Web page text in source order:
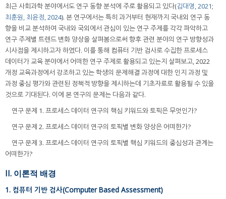
최근 사회과학 분야에서도 연구 동향 분석에 주로 활용되고 있다(김대영, 2021;
최훈원, 최윤정, 2024). 본 연구에서는 특히 과거부터 현재까지 국내외 연구 동
향을 비교 분석하여 국내와 국외에서 관심이 있는 연구 주제를 각각 파악하고
연구 주제별 트렌드 변화 양상을 살펴봄으로써 향후 관련 분야의 연구 방향성과
시사점을 제시하고자 하였다. 이를 통해 컴퓨터 기반 검사로 수집한 프로세스
데이터가 교육 분야에서 어떠한 연구 주제로 활용되고 있는지 살펴보고, 2022
개정 교육과정에서 강조하고 있는 학생의 문제해결 과정에 대한 인지 과정 및
과정 중심 평가와 관련된 정책적 방향을 제시하는데 기초자료로 활용될 수 있을
것으로 기대된다. 이에 본 연구의 문제는 다음과 같다.
연구 문제 1. 프로세스 데이터 연구의 핵심 키워드와 토픽은 무엇인가?
연구 문제 2. 프로세스 데이터 연구의 토픽별 변화 양상은 어떠한가?
연구 문제 3. 프로세스 데이터 연구의 토픽별 핵심 키워드의 중심성과 관계는
어떠한가?
II. 이론적 배경
1. 컴퓨터 기반 검사(Computer Based Assessment)